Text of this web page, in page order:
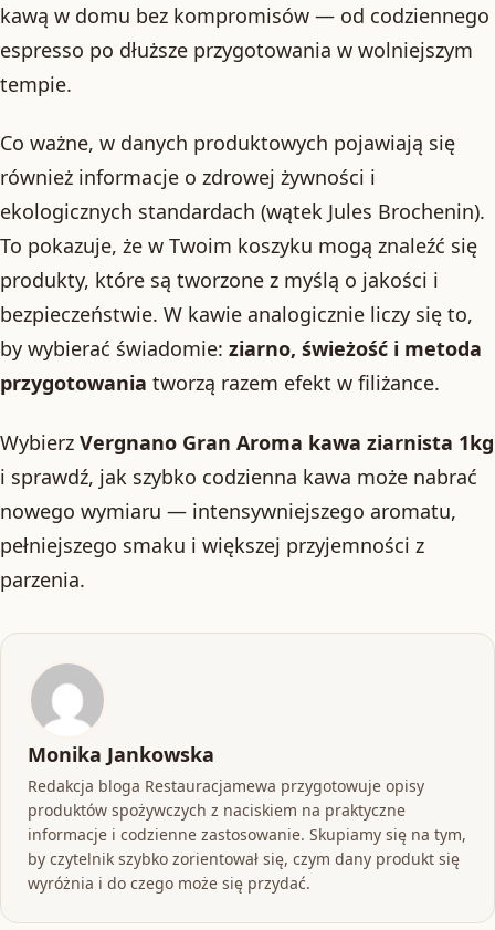
kawą w domu bez kompromisów — od codziennego
espresso po dłuższe przygotowania w wolniejszym
tempie.
Co ważne, w danych produktowych pojawiają się
również informacje o zdrowej żywności i
ekologicznych standardach (wątek Jules Brochenin).
To pokazuje, że w Twoim koszyku mogą znaleźć się
produkty, które są tworzone z myślą o jakości i
bezpieczeństwie. W kawie analogicznie liczy się to,
by wybierać świadomie: ziarno, świeżość i metoda
przygotowania tworzą razem efekt w filiżance.
Wybierz Vergnano Gran Aroma kawa ziarnista 1kg
i sprawdź, jak szybko codzienna kawa może nabrać
nowego wymiaru — intensywniejszego aromatu,
pełniejszego smaku i większej przyjemności z
parzenia.
Monika Jankowska
Redakcja bloga Restauracjamewa przygotowuje opisy
produktów spożywczych z naciskiem na praktyczne
informacje i codzienne zastosowanie. Skupiamy się na tym,
by czytelnik szybko zorientował się, czym dany produkt się
wyróżnia i do czego może się przydać.